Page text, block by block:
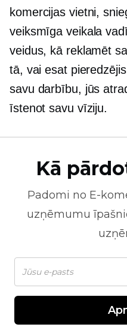
komercijas vietni,
veiksmīga veikala
veidus, kā reklamēt
tā, vai esat
savu darbību, jūs
īstenot savu vīziju.
Kā
Padomi no E-
uzņēmumu